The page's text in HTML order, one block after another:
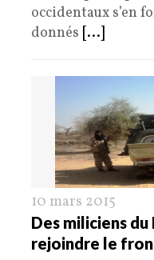
occidentaux s’en
donnés [...]
10 mars 2015
Des miliciens
rejoindre le